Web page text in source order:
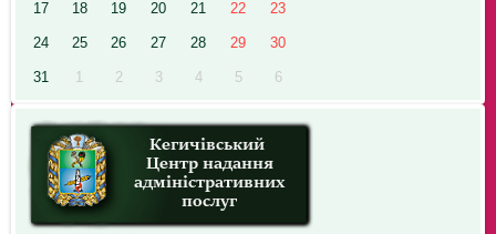
17 18 19 20 21 22 23
24 25 26 27 28 29 30
31 1 2 3 4 5 6